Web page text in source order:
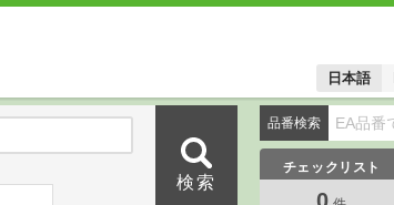
日本語
品番検索
チェックリスト